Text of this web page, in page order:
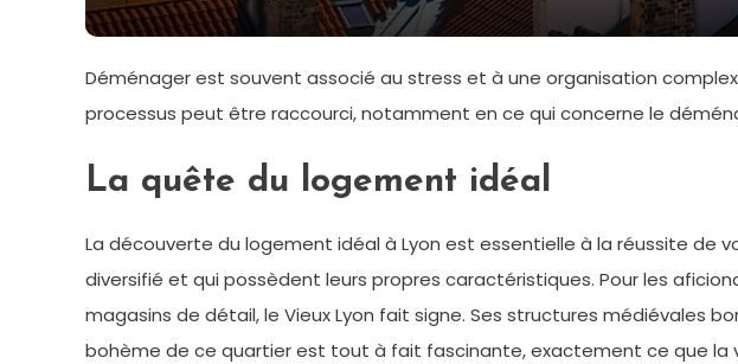
Déménager est souvent associé au stress et à une organisation
processus peut être raccourci, notamment en ce qui concerne le
La quête du logement idéal
La découverte du logement idéal à Lyon est essentielle à la réussite de
diversifié et qui possèdent leurs propres caractéristiques. Pour les
magasins de détail, le Vieux Lyon fait signe. Ses structures médiévales
bohème de ce quartier est tout à fait fascinante, exactement ce que la